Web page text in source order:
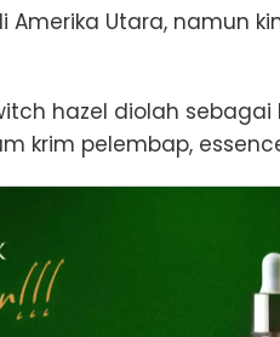
Utara, namun
hazel diolah
krim pelembap,